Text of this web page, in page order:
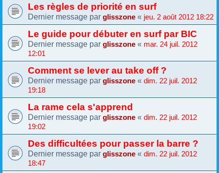
Les règles de priorité en surf
Dernier message par glisszone « jeu. 2 août 2012 18:22
Le guide pour débuter en surf par BIC
Dernier message par glisszone « mar. 24 juil. 2012
12:01
Comment se lever au take off ?
Dernier message par glisszone « dim. 22 juil. 2012
19:18
La rame cela s'apprend
Dernier message par glisszone « dim. 22 juil. 2012
19:02
Des difficultées pour passer la barre ?
Dernier message par glisszone « dim. 22 juil. 2012
18:47